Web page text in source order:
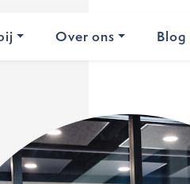
Over ons Blog